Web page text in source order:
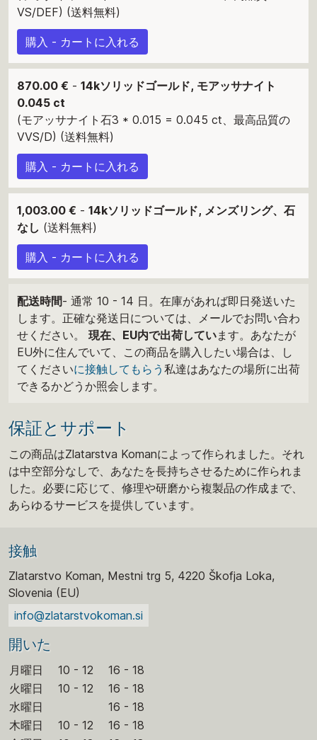
VS/DEF) (送料無料)
購入 - カートに入れる
870.00 € - 14kソリッドゴールド, モアッサナイト
0.045 ct
(モアッサナイト石3 * 0.015 = 0.045 ct、最高品質の
VVS/D) (送料無料)
購入 - カートに入れる
1,003.00 € - 14kソリッドゴールド, メンズリング、石
なし (送料無料)
購入 - カートに入れる
配送時間- 通常 10 - 14 日。在庫があれば即日発送いた
します。正確な発送日については、メールでお問い合わ
せください。 現在、EU内で出荷しています。あなたが
EU外に住んでいて、この商品を購入したい場合は、し
てくださいに接触してもらう 私達はあなたの場所に出荷
できるかどうか照会します。
保証とサポート
この商品はZlatarstva Komanによって作られました。それ
は中空部分なしで、あなたを長持ちさせるために作られま
した。必要に応じて、修理や研磨から複製品の作成まで、
あらゆるサービスを提供しています。
接触
Zlatarstvo Koman, Mestni trg 5, 4220 Škofja Loka,
Slovenia (EU)
info@zlatarstvokoman.si
開いた
月曜日 10 - 12
16 - 18
火曜日
10 - 12
16 - 18
水曜日
16 - 18
木曜日
10 - 12
16 - 18